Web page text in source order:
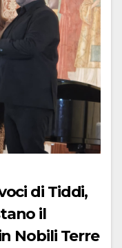
di Tiddi,
il
Nobili Terre